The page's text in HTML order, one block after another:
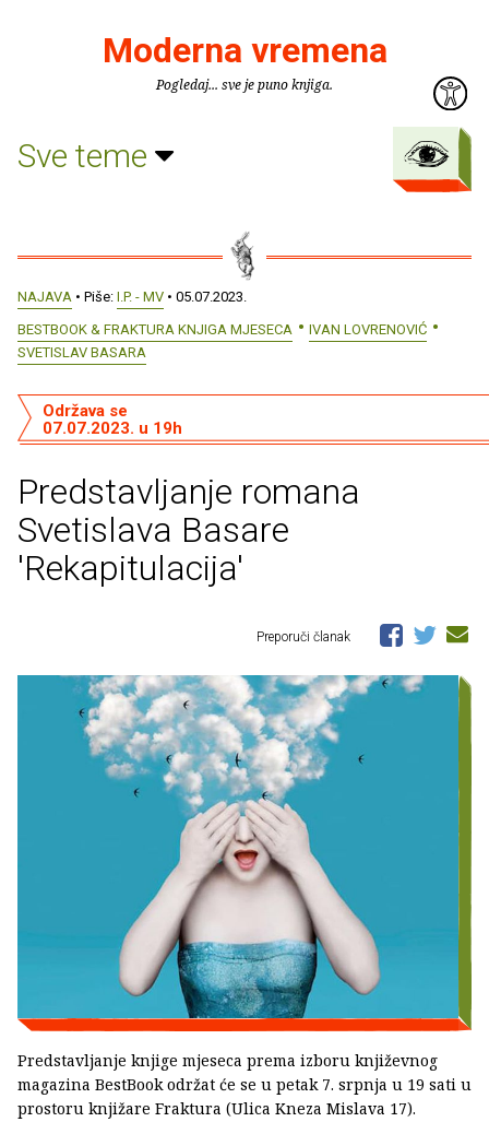
Moderna vremena
Pogledaj... sve je puno knjiga.
Sve teme
NAJAVA • Piše: I.P. - MV • 05.07.2023.
BESTBOOK & FRAKTURA KNJIGA MJESECA
IVAN LOVRENOVIĆ
SVETISLAV BASARA
Predstavljanje romana
Svetislava Basare
'Rekapitulacija'
Održava se
07.07.2023. u 19h
Preporuči članak
Predstavljanje knjige mjeseca prema izboru književnog
magazina BestBook održat će se u petak 7. srpnja u 19 sati u
prostoru knjižare Fraktura (Ulica Kneza Mislava 17).